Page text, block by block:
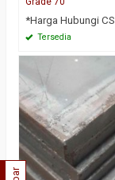
*Harga Hubungi CS
Tersedia